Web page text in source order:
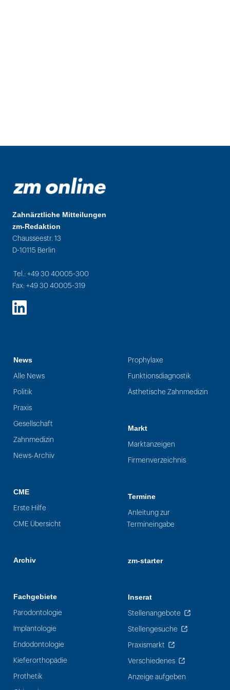
Zahnärztliche Mitteilungen
zm-Redaktion
Chausseestr. 13
D-10115 Berlin
Tel.: +49 30 40005-300
Fax: +49 30 40005-319
LinkedIn
News
Alle News
Politik
Praxis
Gesellschaft
Zahnmedizin
News-Archiv
CME
Erste Hilfe
CME Übersicht
Archiv
Fachgebiete
Parodontologie
Implantologie
Endodontologie
Kieferorthopädie
Prothetik
Prophylaxe
Funktionsdiagnostik
Ästhetische Zahnmedizin
Markt
Marktanzeigen
Firmenverzeichnis
Termine
Anleitung zur
Termineingabe
zm-starter
Inserat
Stellenangebote
Stellengesuche
Praxismarkt
Verschiedenes
Anzeige aufgeben